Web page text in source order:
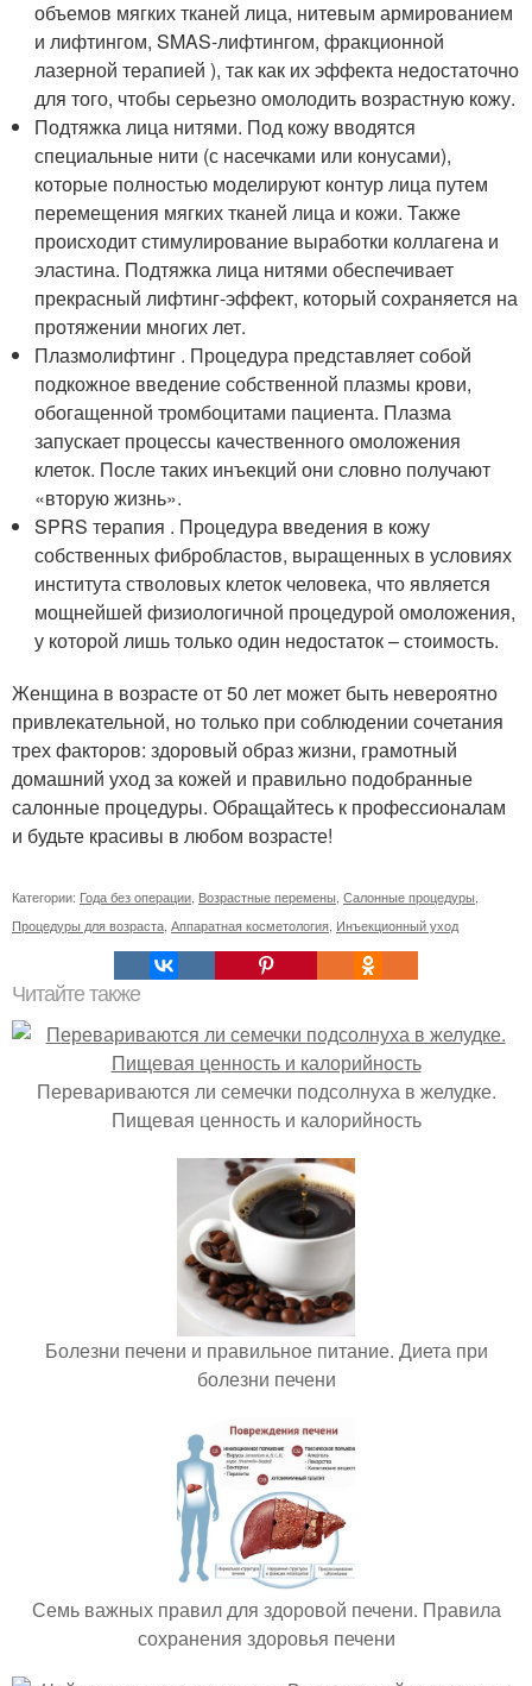
объемов мягких тканей лица, нитевым армированием
и лифтингом, SMAS-лифтингом, фракционной
лазерной терапией ), так как их эффекта недостаточно
для того, чтобы серьезно омолодить возрастную кожу.
Подтяжка лица нитями. Под кожу вводятся
специальные нити (с насечками или конусами),
которые полностью моделируют контур лица путем
перемещения мягких тканей лица и кожи. Также
происходит стимулирование выработки коллагена и
эластина. Подтяжка лица нитями обеспечивает
прекрасный лифтинг-эффект, который сохраняется на
протяжении многих лет.
Плазмолифтинг . Процедура представляет собой
подкожное введение собственной плазмы крови,
обогащенной тромбоцитами пациента. Плазма
запускает процессы качественного омоложения
клеток. После таких инъекций они словно получают
«вторую жизнь».
SPRS терапия . Процедура введения в кожу
собственных фибробластов, выращенных в условиях
института стволовых клеток человека, что является
мощнейшей физиологичной процедурой омоложения,
у которой лишь только один недостаток – стоимость.
Женщина в возрасте от 50 лет может быть невероятно
привлекательной, но только при соблюдении сочетания
трех факторов: здоровый образ жизни, грамотный
домашний уход за кожей и правильно подобранные
салонные процедуры. Обращайтесь к профессионалам
и будьте красивы в любом возрасте!
Категории: Года без операции Возрастные перемены Салонные процедуры
Процедуры для возраста Аппаратная косметология Инъекционный уход
Читайте также
Перевариваются ли семечки подсолнуха в желудке.
Пищевая ценность и калорийность
Болезни печени и правильное питание. Диета при
болезни печени
Семь важных правил для здоровой печени. Правила
сохранения здоровья печени